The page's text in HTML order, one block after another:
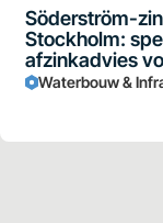
Söderström-
Stockholm:
afzinkadvies
Waterbouw &